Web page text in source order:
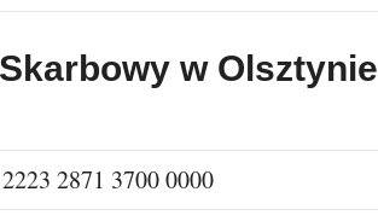
w Olsztynie
2871 3700 0000